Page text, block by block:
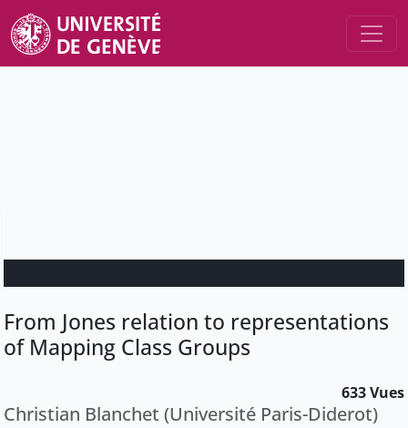
From Jones relation to representations
of Mapping Class Groups
633 Vues
Christian Blanchet (Université Paris-Diderot)